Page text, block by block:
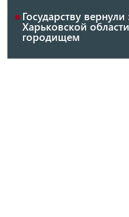
Государству
Харьковской
городищем